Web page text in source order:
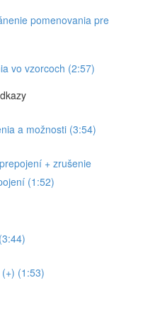
pomenovania pre
vo vzorcoch (2:57)
a možnosti (3:54)
+ zrušenie
(1:52)
(1:53)